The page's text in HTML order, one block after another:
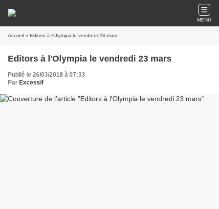
MENU
Accueil » Editors à l'Olympia le vendredi 23 mars
Editors à l'Olympia le vendredi 23 mars
Publié le 26/03/2018 à 07:33
Par Excessif